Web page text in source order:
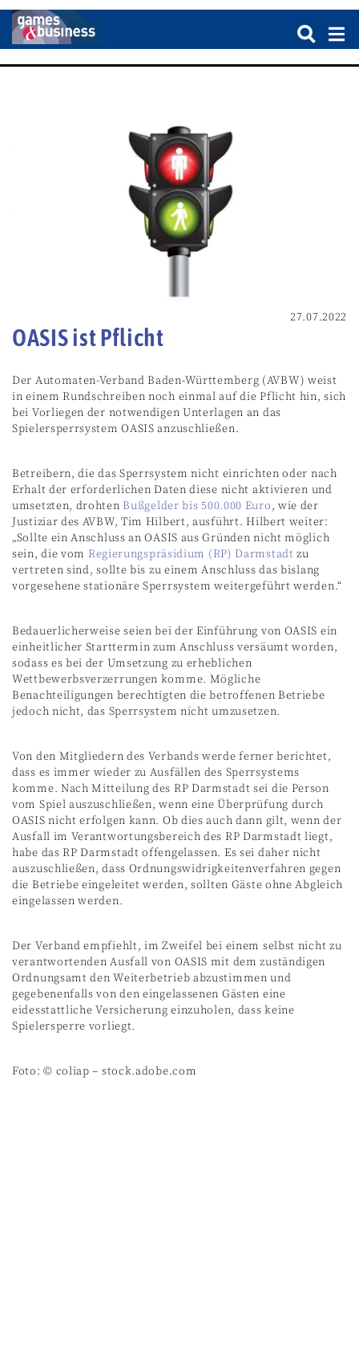
27.07.2022
OASIS ist Pflicht
Der Automaten-Verband Baden-Württemberg (AVBW) weist
in einem Rundschreiben noch einmal auf die Pflicht hin, sich
bei Vorliegen der notwendigen Unterlagen an das
Spielersperrsystem OASIS anzuschließen.
Betreibern, die das Sperrsystem nicht einrichten oder nach
Erhalt der erforderlichen Daten diese nicht aktivieren und
umsetzten, drohten Bußgelder bis 500.000 Euro, wie der
Justiziar des AVBW, Tim Hilbert, ausführt. Hilbert weiter:
„Sollte ein Anschluss an OASIS aus Gründen nicht möglich
sein, die vom Regierungspräsidium (RP) Darmstadt zu
vertreten sind, sollte bis zu einem Anschluss das bislang
vorgesehene stationäre Sperrsystem weitergeführt werden.“
Bedauerlicherweise seien bei der Einführung von OASIS ein
einheitlicher Starttermin zum Anschluss versäumt worden,
sodass es bei der Umsetzung zu erheblichen
Wettbewerbsverzerrungen komme. Mögliche
Benachteiligungen berechtigten die betroffenen Betriebe
jedoch nicht, das Sperrsystem nicht umzusetzen.
Von den Mitgliedern des Verbands werde ferner berichtet,
dass es immer wieder zu Ausfällen des Sperrsystems
komme. Nach Mitteilung des RP Darmstadt sei die Person
vom Spiel auszuschließen, wenn eine Überprüfung durch
OASIS nicht erfolgen kann. Ob dies auch dann gilt, wenn der
Ausfall im Verantwortungsbereich des RP Darmstadt liegt,
habe das RP Darmstadt offengelassen. Es sei daher nicht
auszuschließen, dass Ordnungswidrigkeitenverfahren gegen
die Betriebe eingeleitet werden, sollten Gäste ohne Abgleich
eingelassen werden.
Der Verband empfiehlt, im Zweifel bei einem selbst nicht zu
verantwortenden Ausfall von OASIS mit dem zuständigen
Ordnungsamt den Weiterbetrieb abzustimmen und
gegebenenfalls von den eingelassenen Gästen eine
eidesstattliche Versicherung einzuholen, dass keine
Spielersperre vorliegt.
Foto: © coliap – stock.adobe.com